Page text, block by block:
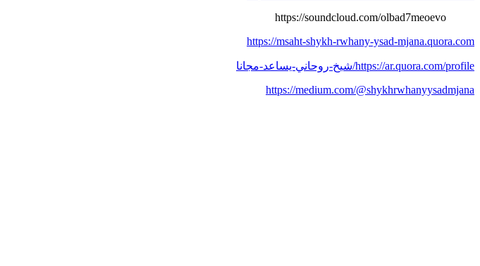
https://soundcloud.com/olbad7meoevo
https://msaht-shykh-rwhany-ysad-mjana.quora.com
https://ar.quora.com/profile/شيخ-روحاني-يساعد-مجانا
https://medium.com/@shykhrwhanyysadmjana